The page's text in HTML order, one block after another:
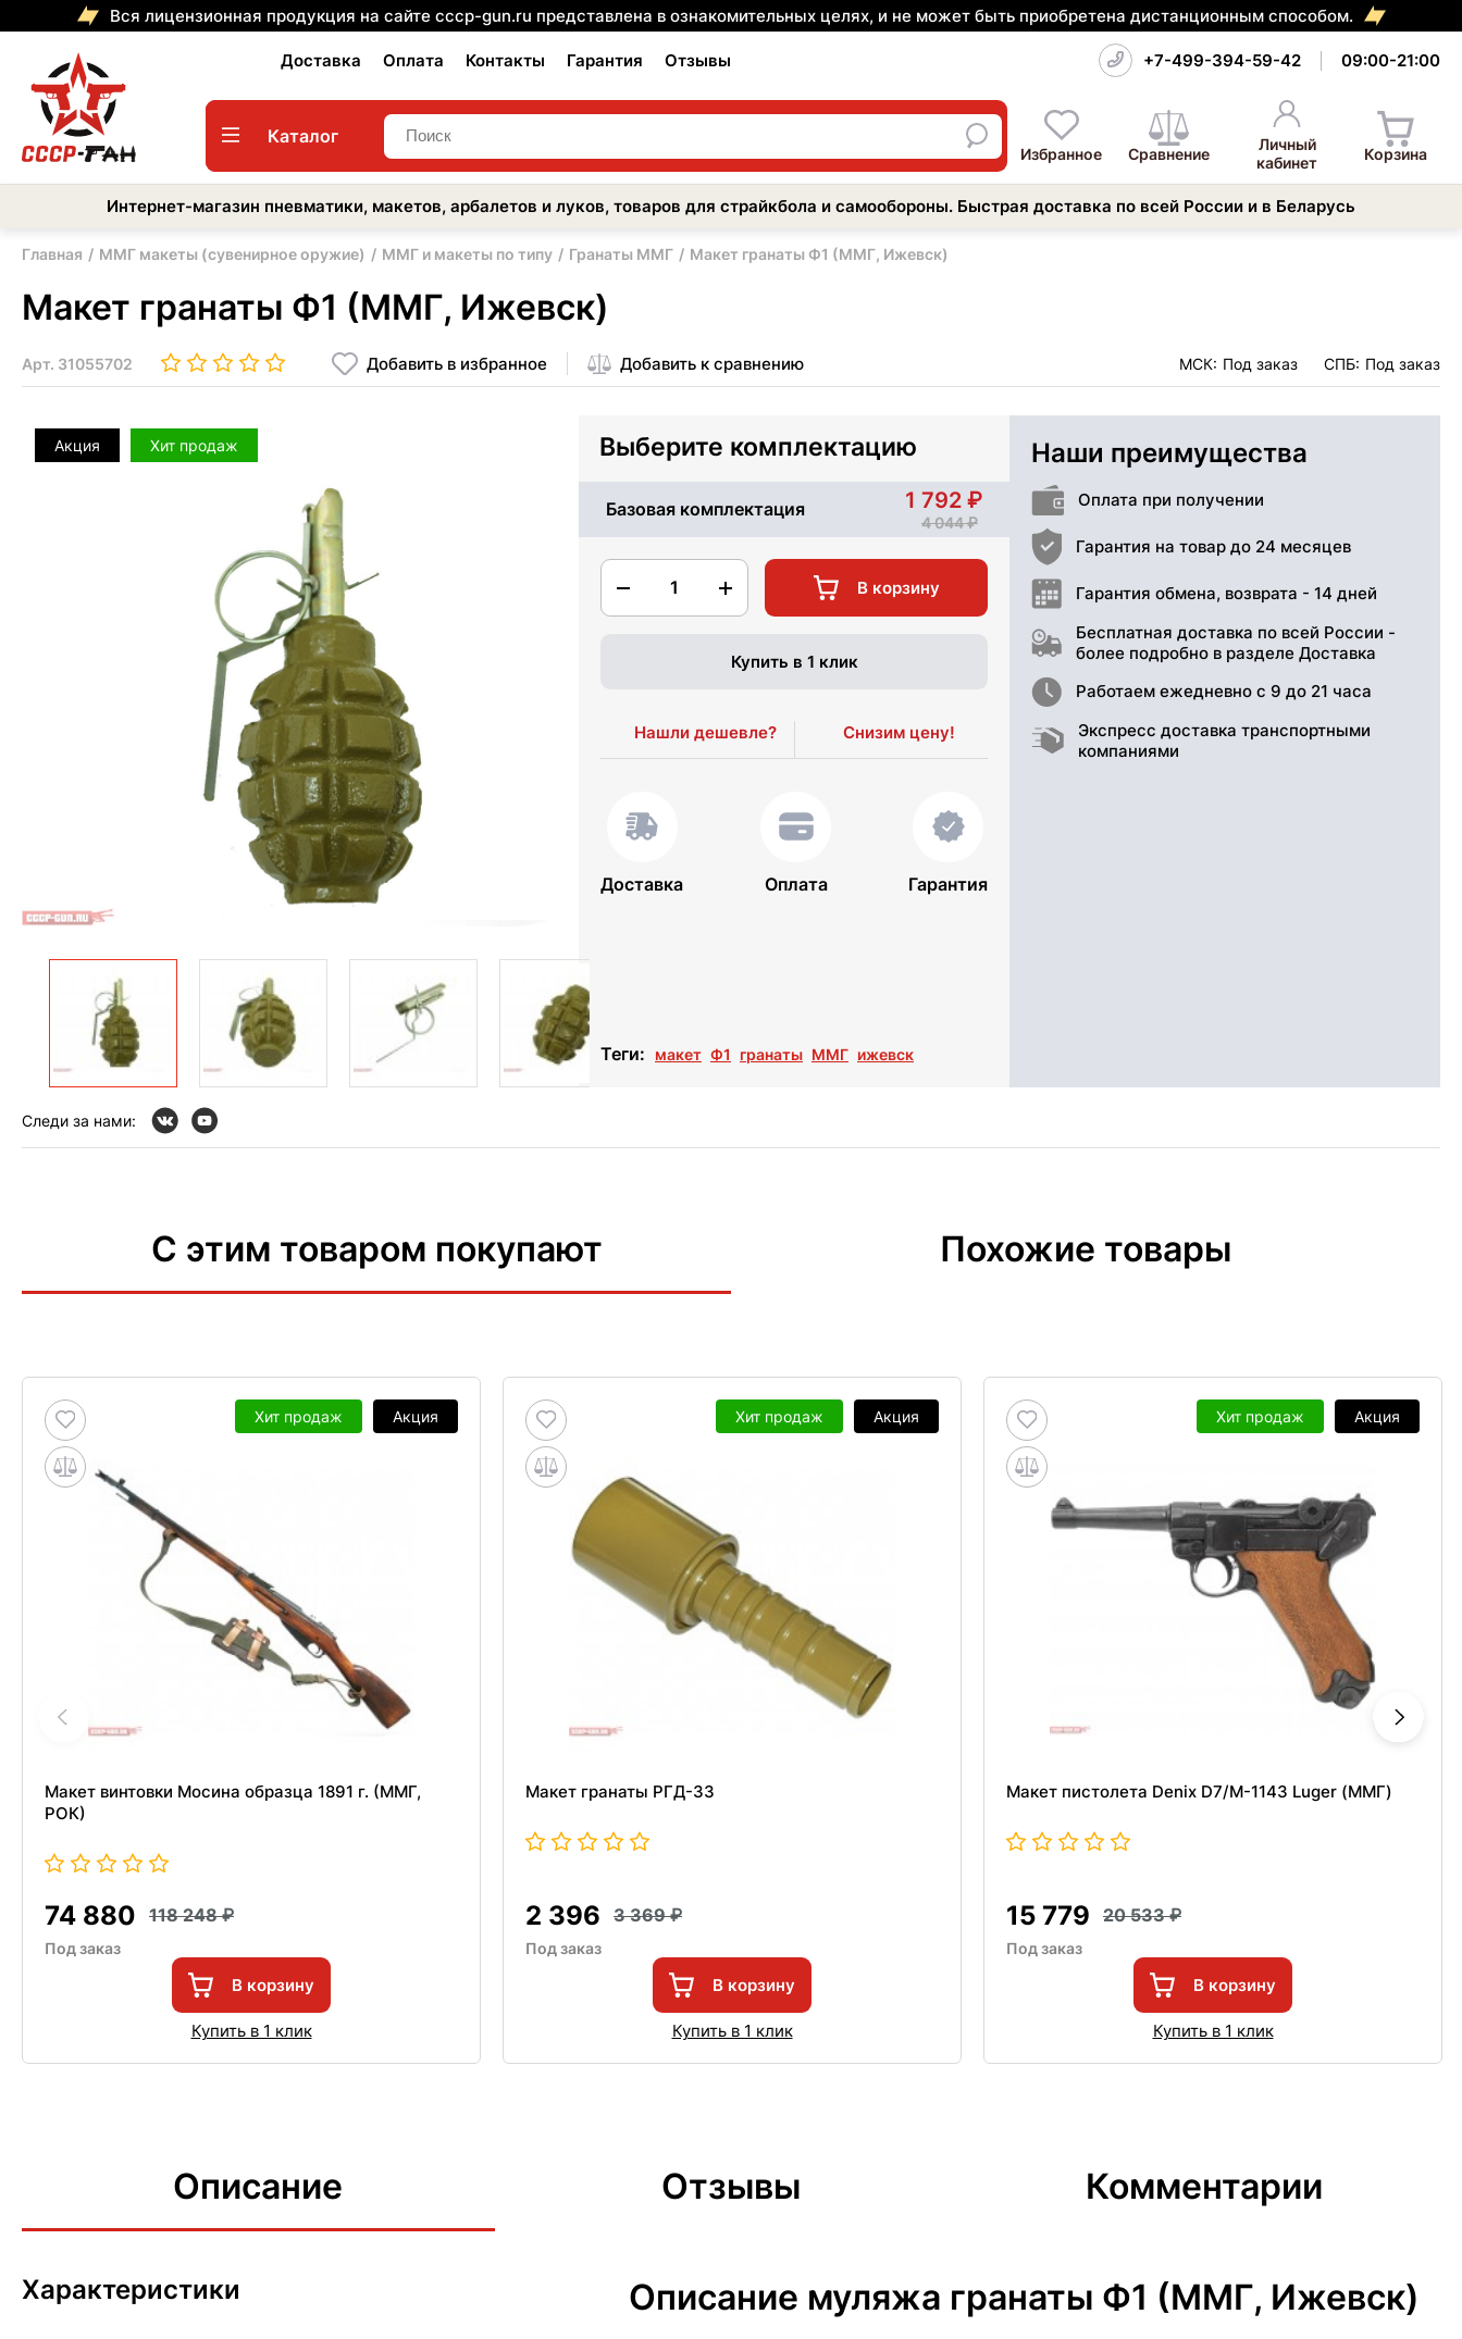
Вся лицензионная продукция на сайте cccp-gun.ru представлена в ознакомительных целях, и не может быть приобретена дистанционным способом.
Доставка Оплата Контакты Гарантия Отзывы +7-499-394-59-42 09:00-21:00
Каталог
Избранное Сравнение
Личный
кабинет
Корзина
Интернет-магазин пневматики, макетов, арбалетов и луков, товаров для страйкбола и самообороны. Быстрая доставка по всей России и в Беларусь
Главная ММГ макеты (сувенирное оружие) ММГ и макеты по типу Гранаты ММГ Макет гранаты Ф1 (ММГ, Ижевск)
Макет гранаты Ф1 (ММГ, Ижевск)
Арт. 31055702 Добавить в избранное Добавить к сравнению МСК: Под заказ СПБ: Под заказ
Акция Хит продаж Выберите комплектацию
Базовая комплектация 1 792
4 044
1 В корзину
Купить в 1 клик
Нашли дешевле? Снизим цену!
Доставка Оплата Гарантия
Теги: макет Ф1 гранаты ММГ ижевск
Наши преимущества
Оплата при получении
Гарантия на товар до 24 месяцев
Гарантия обмена, возврата - 14 дней
Бесплатная доставка по всей России -
более подробно в разделе Доставка
Работаем ежедневно с 9 до 21 часа
Экспресс доставка транспортными
компаниями
Следи за нами:
С этим товаром покупают Похожие товары
Хит продаж Акция
Макет винтовки Мосина образца 1891 г. (ММГ,
РОК)
74 880 118 248
Под заказ
В корзину
Купить в 1 клик
Хит продаж Акция
Макет гранаты РГД-33
2 396 3 369
Под заказ
В корзину
Купить в 1 клик
Хит продаж Акция
Макет пистолета Denix D7/M-1143 Luger (ММГ)
15 779 20 533
Под заказ
В корзину
Купить в 1 клик
Описание Отзывы Комментарии
Характеристики Описание муляжа гранаты Ф1 (ММГ, Ижевск)